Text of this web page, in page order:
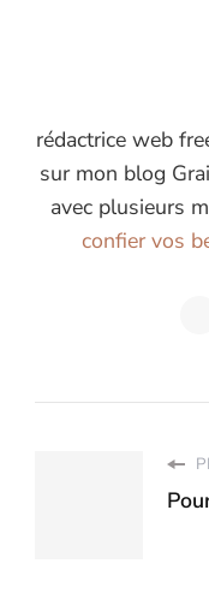
rédactrice web
sur mon blog
avec plusieurs
confier vos